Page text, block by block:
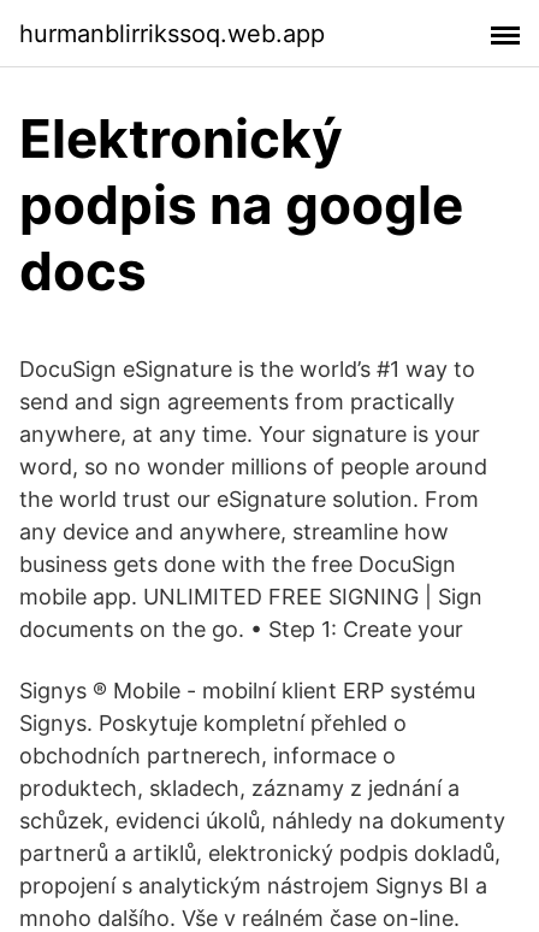
hurmanblirrikssoq.web.app
Elektronický
podpis na google
docs
DocuSign eSignature is the world’s #1 way to
send and sign agreements from practically
anywhere, at any time. Your signature is your
word, so no wonder millions of people around
the world trust our eSignature solution. From
any device and anywhere, streamline how
business gets done with the free DocuSign
mobile app. UNLIMITED FREE SIGNING | Sign
documents on the go. • Step 1: Create your
Signys ® Mobile - mobilní klient ERP systému
Signys. Poskytuje kompletní přehled o
obchodních partnerech, informace o
produktech, skladech, záznamy z jednání a
schůzek, evidenci úkolů, náhledy na dokumenty
partnerů a artiklů, elektronický podpis dokladů,
propojení s analytickým nástrojem Signys BI a
mnoho dalšího. Vše v reálném čase on-line.